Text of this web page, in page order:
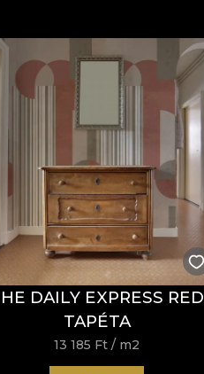
DAILY EXPRESS RED
TAPÉTA
13 185 Ft / m2